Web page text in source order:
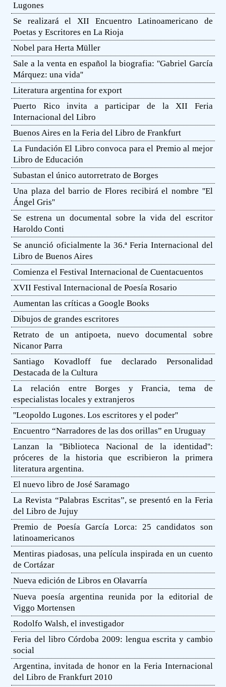
Lugones
Se realizará el XII Encuentro Latinoamericano de
Poetas y Escritores en La Rioja
Nobel para Herta Müller
Sale a la venta en español la biografia: ''Gabriel García
Márquez: una vida''
Literatura argentina for export
Puerto Rico invita a participar de la XII Feria
Internacional del Libro
Buenos Aires en la Feria del Libro de Frankfurt
La Fundación El Libro convoca para el Premio al mejor
Libro de Educación
Subastan el único autorretrato de Borges
Una plaza del barrio de Flores recibirá el nombre ''El
Ángel Gris''
Se estrena un documental sobre la vida del escritor
Haroldo Conti
Se anunció oficialmente la 36.ª Feria Internacional del
Libro de Buenos Aires
Comienza el Festival Internacional de Cuentacuentos
XVII Festival Internacional de Poesía Rosario
Aumentan las críticas a Google Books
Dibujos de grandes escritores
Retrato de un antipoeta, nuevo documental sobre
Nicanor Parra
Santiago Kovadloff fue declarado Personalidad
Destacada de la Cultura
La relación entre Borges y Francia, tema de
especialistas locales y extranjeros
''Leopoldo Lugones. Los escritores y el poder''
Encuentro “Narradores de las dos orillas” en Uruguay
Lanzan la ''Biblioteca Nacional de la identidad'':
próceres de la historia que escribieron la primera
literatura argentina.
El nuevo libro de José Saramago
La Revista “Palabras Escritas”, se presentó en la Feria
del Libro de Jujuy
Premio de Poesía García Lorca: 25 candidatos son
latinoamericanos
Mentiras piadosas, una película inspirada en un cuento
de Cortázar
Nueva edición de Libros en Olavarría
Nueva poesía argentina reunida por la editorial de
Viggo Mortensen
Rodolfo Walsh, el investigador
Feria del libro Córdoba 2009: lengua escrita y cambio
social
Argentina, invitada de honor en la Feria Internacional
del Libro de Frankfurt 2010